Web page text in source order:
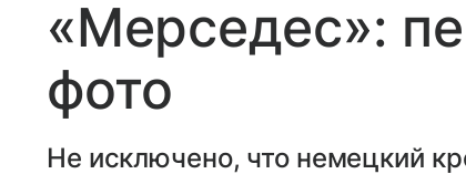
«Мерседес»:
фото
Не исключено, что немецкий